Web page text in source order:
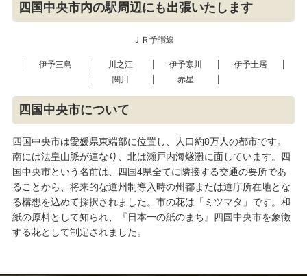
四国中央市内の駅周辺にも出張いたします
ＪＲ予讃線
伊予三島 川之江 伊予寒川
伊予土居
関川
赤星
四国中央市について
四国中央市は愛媛県東端部に位置し、人口約8万人の都市です。
南には法皇山脈が連なり、北は瀬戸内海燧灘に面しています。四
国中央市という名前は、四国4県全てに隣接する交通の要所であ
ることから、将来的な道州制導入時の州都または道庁所在地とな
る構想を込めて採択されました。市の花は「ミツマタ」です。和
紙の原料として知られ、『日本一の紙のまち』四国中央市を象徴
する花として制定されました。